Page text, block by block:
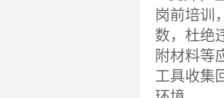
岗前培训
数，杜绝
附材料等
工具收集